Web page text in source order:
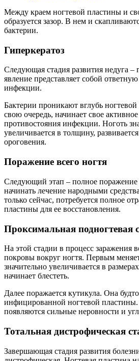
Между краем ногтевой пластины и
образуется зазор. В нем и
бактерии.
Гиперкератоз
Следующая стадия развития недуга –
явление представляет собой
инфекции.
Бактерии проникают вглубь
свою очередь, начинает свое
противостояния инфекции. Ноготь
увеличивается в толщину,
ороговения.
Поражение всего ногтя
Следующий этап – полное поражение
начинать лечение народными
только сейчас, потребуется полное
пластины для ее восстановления.
Проксимальная подногтевая
На этой стадии в процесс заражения
покровы вокруг ногтя. Первым
значительно увеличивается в
начинает блестеть.
Далее поражается кутикула. Она
инфицированной ногтевой
появляются сильные неровности и
Тотальная дистрофическая
Завершающая стадия развития